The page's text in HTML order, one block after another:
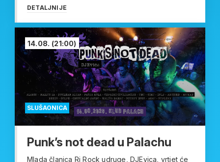
DETALJNIJE
SLUŠAONICA
14.08. (21:00)
Punk’s not dead u Palachu
Mlada članica Ri Rock udruge, DJEvica, vrtjet će